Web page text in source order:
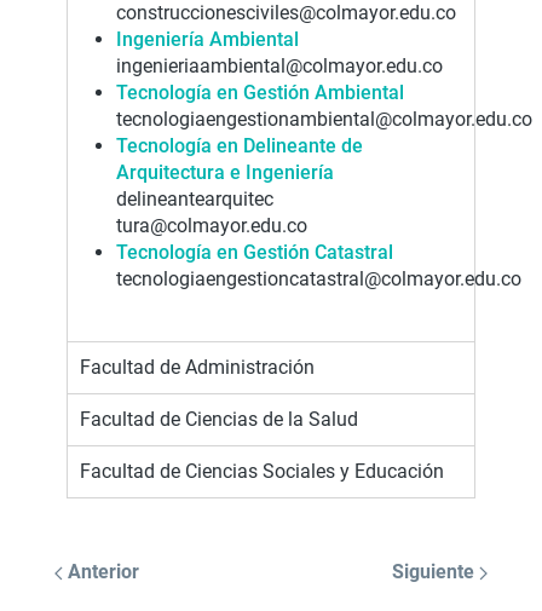
construccionesciviles@colmayor.edu.co
Ingeniería Ambiental
ingenieriaambiental@colmayor.edu.co
Tecnología en Gestión Ambiental
tecnologiaengestionambiental@colmayor.edu.co
Tecnología en Delineante de
Arquitectura e Ingeniería
delineantearquitec
tura@colmayor.edu.co
Tecnología en Gestión Catastral
tecnologiaengestioncatastral@colmayor.edu.co
Facultad de Administración
Facultad de Ciencias de la Salud
Facultad de Ciencias Sociales y Educación
Anterior Siguiente